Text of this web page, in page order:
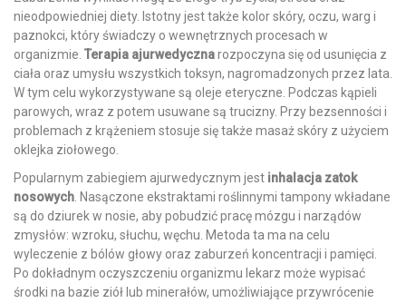
nieodpowiedniej diety. Istotny jest także kolor skóry, oczu, warg i
paznokci, który świadczy o wewnętrznych procesach w
organizmie. Terapia ajurwedycznarozpoczyna się od usunięcia z
ciała oraz umysłu wszystkich toksyn, nagromadzonych przez lata.
W tym celu wykorzystywane są oleje eteryczne. Podczas kąpieli
parowych, wraz z potem usuwane są trucizny. Przy bezsenności i
problemach z krążeniem stosuje się także masaż skóry z użyciem
oklejka ziołowego.
Popularnym zabiegiem ajurwedycznym jest inhalacja zatok
nosowych. Nasączone ekstraktami roślinnymi tampony wkładane
są do dziurek w nosie, aby pobudzić pracę mózgu i narządów
zmysłów: wzroku, słuchu, węchu. Metoda ta ma na celu
wyleczenie z bólów głowy oraz zaburzeń koncentracji i pamięci.
Po dokładnym oczyszczeniu organizmu lekarz może wypisać
środki na bazie ziół lub minerałów, umożliwiające przywrócenie